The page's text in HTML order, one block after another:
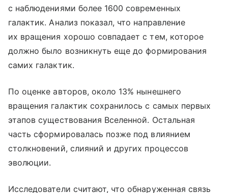
с наблюдениями более 1600 современных
галактик. Анализ показал, что направление
их вращения хорошо совпадает с тем, которое
должно было возникнуть еще до формирования
самих галактик.
По оценке авторов, около 13% нынешнего
вращения галактик сохранилось с самых первых
этапов существования Вселенной. Остальная
часть сформировалась позже под влиянием
столкновений, слияний и других процессов
эволюции.
Исследователи считают, что обнаруженная связь